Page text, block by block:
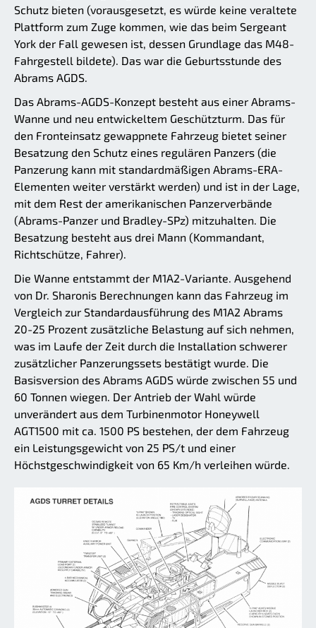
Schutz bieten (vorausgesetzt, es würde keine veraltete
Plattform zum Zuge kommen, wie das beim Sergeant
York der Fall gewesen ist, dessen Grundlage das M48-
Fahrgestell bildete). Das war die Geburtsstunde des
Abrams AGDS.
Das Abrams-AGDS-Konzept besteht aus einer Abrams-
Wanne und neu entwickeltem Geschützturm. Das für
den Fronteinsatz gewappnete Fahrzeug bietet seiner
Besatzung den Schutz eines regulären Panzers (die
Panzerung kann mit standardmäßigen Abrams-ERA-
Elementen weiter verstärkt werden) und ist in der Lage,
mit dem Rest der amerikanischen Panzerverbände
(Abrams-Panzer und Bradley-SPz) mitzuhalten. Die
Besatzung besteht aus drei Mann (Kommandant,
Richtschütze, Fahrer).
Die Wanne entstammt der M1A2-Variante. Ausgehend
von Dr. Sharonis Berechnungen kann das Fahrzeug im
Vergleich zur Standardausführung des M1A2 Abrams
20-25 Prozent zusätzliche Belastung auf sich nehmen,
was im Laufe der Zeit durch die Installation schwerer
zusätzlicher Panzerungssets bestätigt wurde. Die
Basisversion des Abrams AGDS würde zwischen 55 und
60 Tonnen wiegen. Der Antrieb der Wahl würde
unverändert aus dem Turbinenmotor Honeywell
AGT1500 mit ca. 1500 PS bestehen, der dem Fahrzeug
ein Leistungsgewicht von 25 PS/t und einer
Höchstgeschwindigkeit von 65 Km/h verleihen würde.